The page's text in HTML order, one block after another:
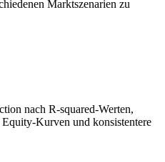
Marktszenarien zu
nach R-squared-Werten,
Kurven und konsistentere